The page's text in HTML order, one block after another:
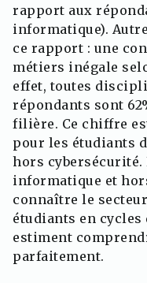
rapport aux
informatique).
ce rapport : une
métiers inégale
effet, toutes
répondants sont
filière. Ce chiffre
pour les étudiants
hors cybersécurité.
informatique et
connaître le
étudiants en cycles
estiment
parfaitement.